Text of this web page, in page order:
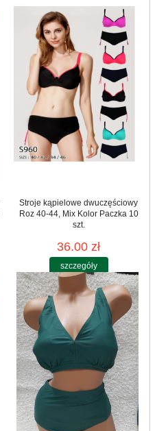
Stroje kąpielowe dwuczęściowy
Roz 40-44, Mix Kolor Paczka 10
szt.
36.00 zł
szczegóły